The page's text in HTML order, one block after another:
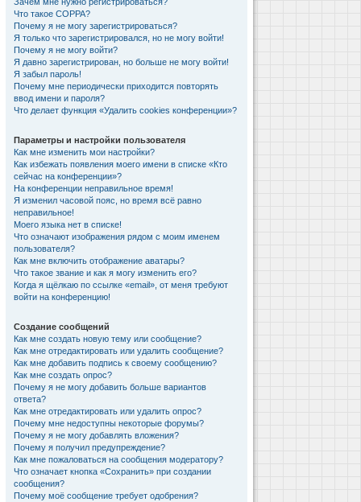
Что такое COPPA?
Почему я не могу зарегистрироваться?
Я только что зарегистрировался, но не могу войти!
Почему я не могу войти?
Я давно зарегистрирован, но больше не могу войти!
Я забыл пароль!
Почему мне периодически приходится повторять
ввод имени и пароля?
Что делает функция «Удалить cookies конференции»?
Параметры и настройки пользователя
Как мне изменить мои настройки?
Как избежать появления моего имени в списке «Кто
сейчас на конференции»?
На конференции неправильное время!
Я изменил часовой пояс, но время всё равно
неправильное!
Моего языка нет в списке!
Что означают изображения рядом с моим именем
пользователя?
Как мне включить отображение аватары?
Что такое звание и как я могу изменить его?
Когда я щёлкаю по ссылке «email», от меня требуют
войти на конференцию!
Создание сообщений
Как мне создать новую тему или сообщение?
Как мне отредактировать или удалить сообщение?
Как мне добавить подпись к своему сообщению?
Как мне создать опрос?
Почему я не могу добавить больше вариантов
ответа?
Как мне отредактировать или удалить опрос?
Почему мне недоступны некоторые форумы?
Почему я не могу добавлять вложения?
Почему я получил предупреждение?
Как мне пожаловаться на сообщения модератору?
Что означает кнопка «Сохранить» при создании
сообщения?
Почему моё сообщение требует одобрения?